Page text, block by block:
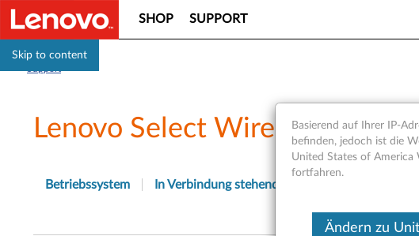
Skip to content
SHOP SUPPORT
Lenovo Select Wireless
Betriebssystem In Verbindung stehende Artikel
Basierend auf Ihrer IP-
befinden, jedoch ist die
United States of America
fortfahren.
Ändern zu